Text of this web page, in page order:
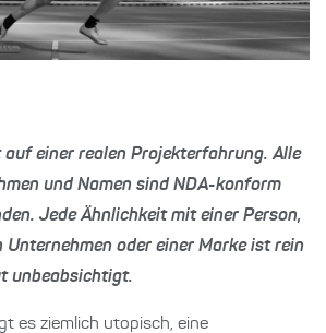
auf einer realen Projekterfahrung. Alle
und Namen sind NDA-konform
Jede Ähnlichkeit mit einer Person,
Unternehmen oder einer Marke ist rein
unbeabsichtigt.
es ziemlich utopisch, eine